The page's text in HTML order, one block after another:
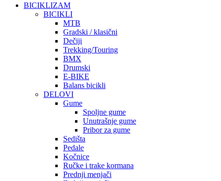
BICIKLIZAM
BICIKLI
MTB
Gradski / klasični
Dečiji
Trekking/Touring
BMX
Drumski
E-BIKE
Balans bicikli
DELOVI
Gume
Spoljne gume
Unutrašnje gume
Pribor za gume
Sedišta
Pedale
Kočnice
Ručke i trake kormana
Prednji menjači